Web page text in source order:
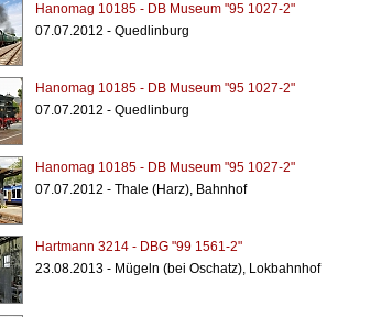
Hanomag 10185 - DB Museum "95 1027-2"
07.07.2012 - Quedlinburg
Hanomag 10185 - DB Museum "95 1027-2"
07.07.2012 - Quedlinburg
Hanomag 10185 - DB Museum "95 1027-2"
07.07.2012 - Thale (Harz), Bahnhof
Hartmann 3214 - DBG "99 1561-2"
23.08.2013 - Mügeln (bei Oschatz), Lokbahnhof